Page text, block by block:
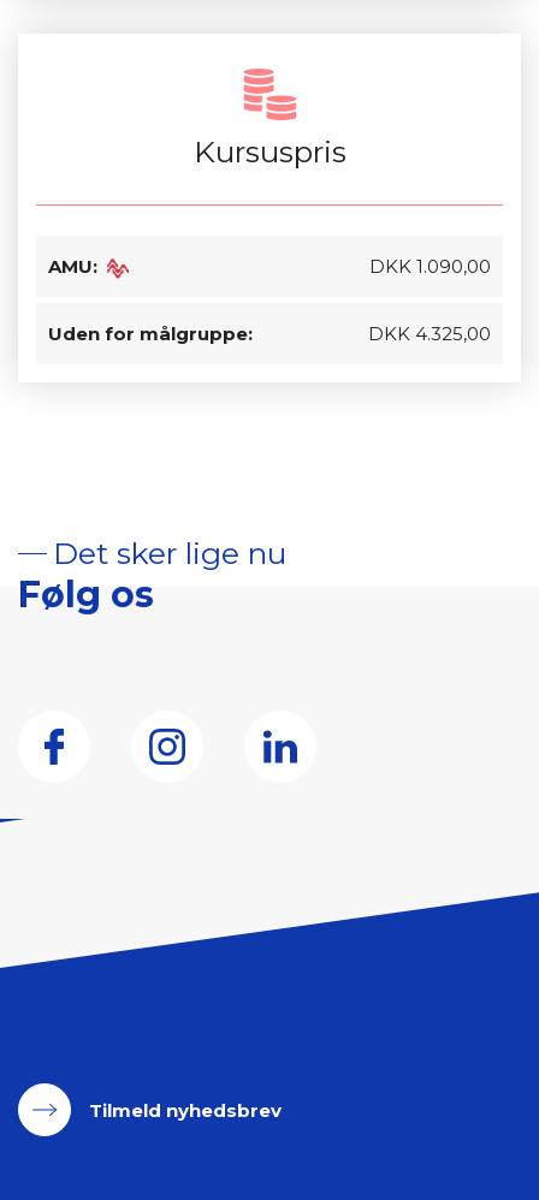
Kursuspris
AMU: DKK 1.090,00
Uden for målgruppe: DKK 4.325,00
Det sker lige nu
Følg os
Tilmeld nyhedsbrev